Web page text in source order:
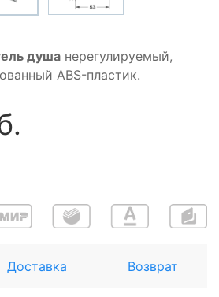
душа нерегулируемый,
ABS-пластик.
Доставка Возврат